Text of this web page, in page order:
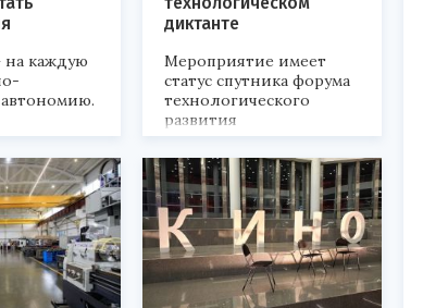
каждую
диктанте
Мероприятие имеет
статус спутника форума
технологического
развития
«Технопром-2026».